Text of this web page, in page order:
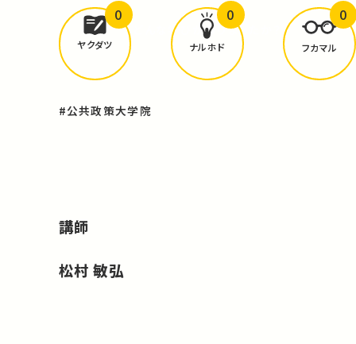
どんな学びがありましたか？
ヤクダツ
0
ナルホド
0
フカマル
0
#公共政策大学院
講師
松村 敏弘